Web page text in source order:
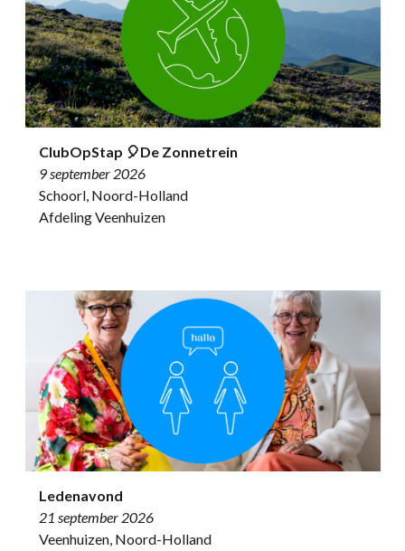
ClubOpStap 🎈De Zonnetrein
9 september 2026
Schoorl, Noord-Holland
Afdeling Veenhuizen
Ledenavond
21 september 2026
Veenhuizen, Noord-Holland